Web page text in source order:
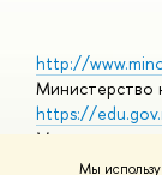
Мы
http://
Министерство
https://
Министерство
https://